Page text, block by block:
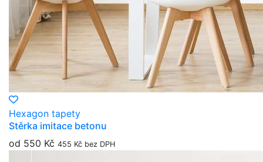
Hexagon tapety
Stěrka imitace betonu
od 550 Kč 455 Kč bez DPH